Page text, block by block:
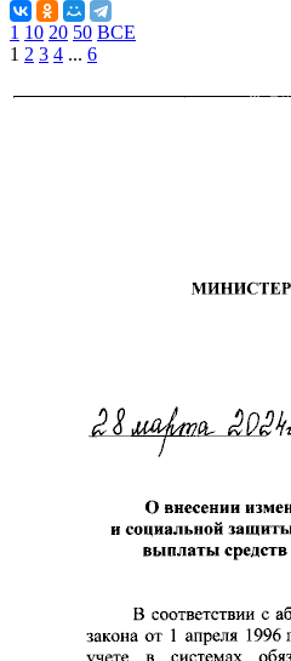
1 10 20 50 ВСЕ
1 2 3 4 ... 6